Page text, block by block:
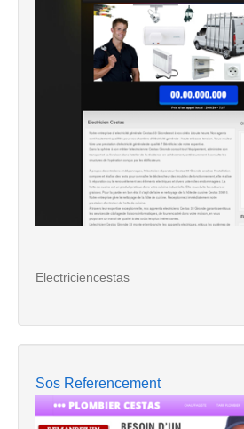
Electriciencestas
Sos Referencement